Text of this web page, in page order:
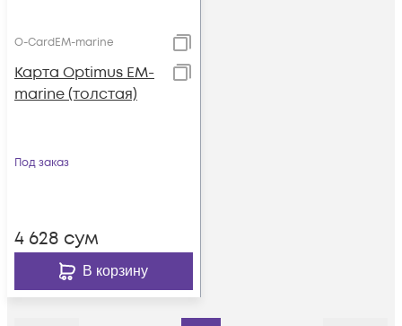
O-CardEM-marine
Карта Optimus EM-
marine (толстая)
Под заказ
4 628 сум
В корзину